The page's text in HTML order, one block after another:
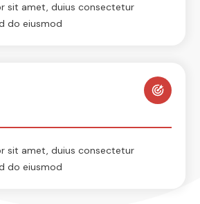
sit amet, duius consectetur
do eiusmod
sit amet, duius consectetur
do eiusmod